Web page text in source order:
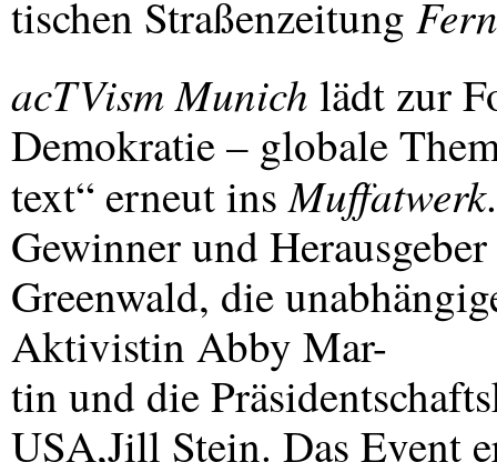
tischen Straßenzeitung
acTVism Munich lädt zur
Demokratie – globale
text“ erneut insMuffatwerk
Gewinner und
Greenwald, die
Aktivistin Abby Mar-
tin und die
USA,Jill Stein. Das Event